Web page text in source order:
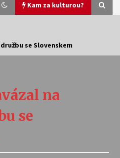
Kam za kulturou?
se Slovenskem
na
se